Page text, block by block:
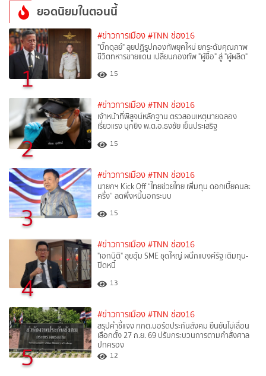
ยอดนิยมในตอนนี้
1
#ข่าวการเมือง #TNN ช่อง16
"บิ๊กดุลย์" ลุยปฏิรูปกองทัพยุคใหม่ ยกระดับคุณภาพ
ชีวิตทหารชายแดน เปลี่ยนกองทัพ "ผู้ซื้อ" สู่ "ผู้ผลิต"
15
2
#ข่าวการเมือง #TNN ช่อง16
เจ้าหน้าที่พิสูจน์หลักฐาน ตรวสอบเหตุนายฉลอง
เรี่ยวแรง บุกยิง พ.ต.อ.ธงชัย เย็นประเสริฐ
15
3
#ข่าวการเมือง #TNN ช่อง16
นายกฯ Kick Off “ไทยช่วยไทย เพิ่มทุน ดอกเบี้ยคนละ
ครึ่ง” ลดพึ่งหนี้นอกระบบ
15
4
#ข่าวการเมือง #TNN ช่อง16
"เอกนิติ" ลุยอุ้ม SME ชุดใหญ่ ผนึกแบงค์รัฐ เติมทุน-
ปิดหนี้
13
5
#ข่าวการเมือง #TNN ช่อง16
สรุปคำชี้แจง กกต.บอร์ดประกันสังคม ยืนยันไม่เลื่อน
เลือกตั้ง 27 ก.ย. 69 ปรับกระบวนการตามคำสั่งศาล
ปกครอง
12